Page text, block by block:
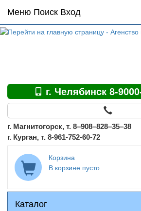
Основное
меню
по
Меню Поиск Вход
г. Челябинск 8-
г. Магнитогорск, т. 8–908–828–35–38
г. Курган, т. 8-961-752-60-72
Корзина
В корзине пусто.
Каталог
Каталог